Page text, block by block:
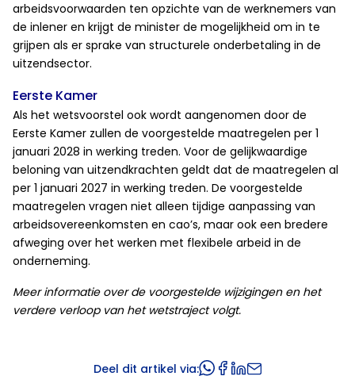
arbeidsvoorwaarden ten opzichte van de werknemers van
de inlener en krijgt de minister de mogelijkheid om in te
grijpen als er sprake van structurele onderbetaling in de
uitzendsector.
Eerste Kamer
Als het wetsvoorstel ook wordt aangenomen door de
Eerste Kamer zullen de voorgestelde maatregelen per 1
januari 2028 in werking treden. Voor de gelijkwaardige
beloning van uitzendkrachten geldt dat de maatregelen al
per 1 januari 2027 in werking treden. De voorgestelde
maatregelen vragen niet alleen tijdige aanpassing van
arbeidsovereenkomsten en cao’s, maar ook een bredere
afweging over het werken met flexibele arbeid in de
onderneming.
Meer informatie over de voorgestelde wijzigingen en het
verdere verloop van het wetstraject volgt.
Deel dit artikel via: